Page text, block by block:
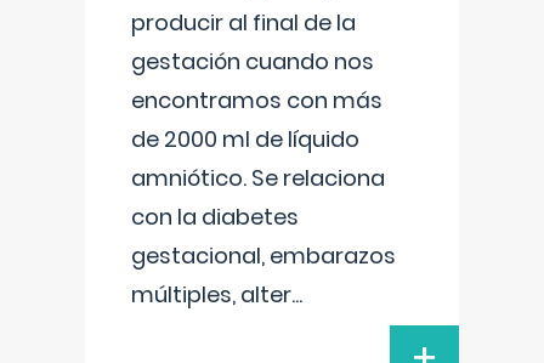
producir al final de la
gestación cuando nos
encontramos con más
de 2000 ml de líquido
amniótico. Se relaciona
con la diabetes
gestacional, embarazos
múltiples, alter...